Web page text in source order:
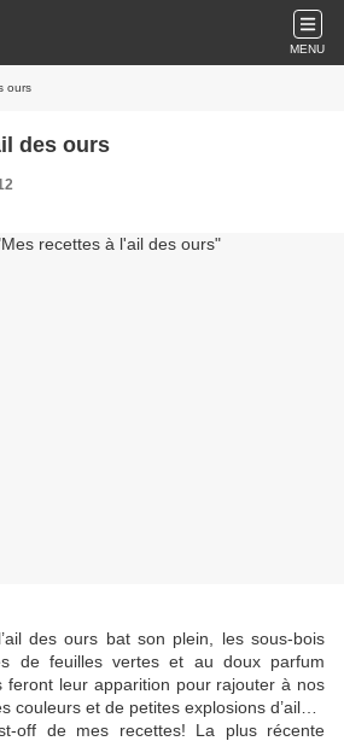
MENU
ours
des ours
des ours bat son plein, les sous-bois
de feuilles vertes et au doux parfum
leur apparition pour rajouter à nos
couleurs et de petites explosions d’ail…
off de mes recettes! La plus récente